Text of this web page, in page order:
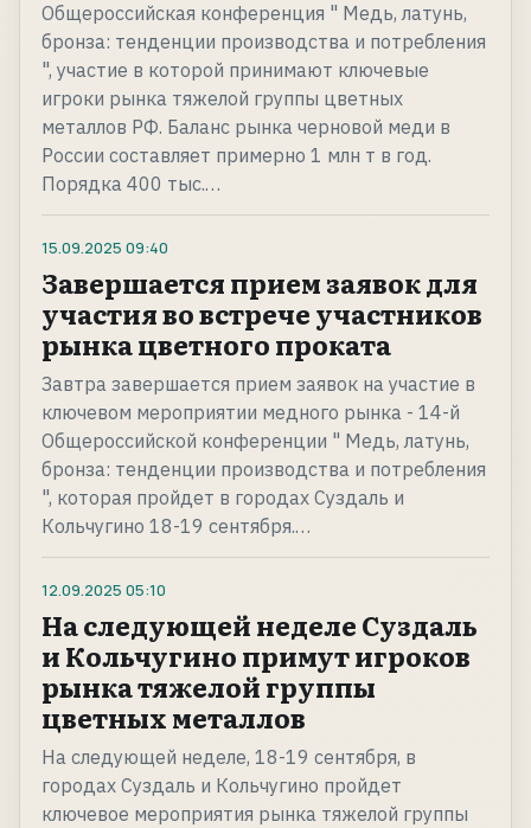
Общероссийская конференция " Медь, латунь,
бронза: тенденции производства и потребления
", участие в которой принимают ключевые
игроки рынка тяжелой группы цветных
металлов РФ. Баланс рынка черновой меди в
России составляет примерно 1 млн т в год.
Порядка 400 тыс.…
15.09.2025 09:40
Завершается прием заявок для
участия во встрече участников
рынка цветного проката
Завтра завершается прием заявок на участие в
ключевом мероприятии медного рынка - 14-й
Общероссийской конференции " Медь, латунь,
бронза: тенденции производства и потребления
", которая пройдет в городах Суздаль и
Кольчугино 18-19 сентября.…
12.09.2025 05:10
На следующей неделе Суздаль
и Кольчугино примут игроков
рынка тяжелой группы
цветных металлов
На следующей неделе, 18-19 сентября, в
городах Суздаль и Кольчугино пройдет
ключевое мероприятия рынка тяжелой группы